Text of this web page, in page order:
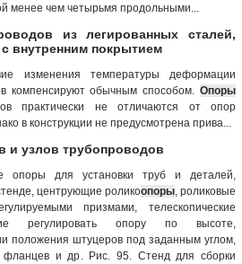
менее чем четырьмя продольными...
из легированных сталей,
внутренним покрытием
изменения температуры деформации
компенсируют обычным способом. Опоры
практически не отличаются от опор
в конструкции не предусмотрена прива...
и узлов трубопроводов
опоры для установки труб и деталей,
центрующие роликоопоры , роликовые
призмами, телескопические
регулировать опору по высоте,
положения штуцеров под заданным углом,
фланцев и др. Рис. 95. Стенд для сборки